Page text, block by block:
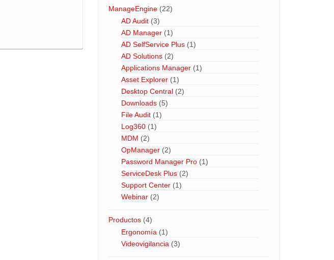
ManageEngine(22)
AD Audit(3)
AD Manager(1)
AD SelfService Plus(1)
AD Solutions(2)
Applications Manager(1)
Asset Explorer(1)
Desktop Central(2)
Downloads(5)
File Audit(1)
Log360(1)
MDM (2)
OpManager(2)
Password Manager Pro(1)
ServiceDesk Plus(2)
Support Center(1)
Webinar(2)
Productos(4)
Ergonomía (1)
Videovigilancia (3)